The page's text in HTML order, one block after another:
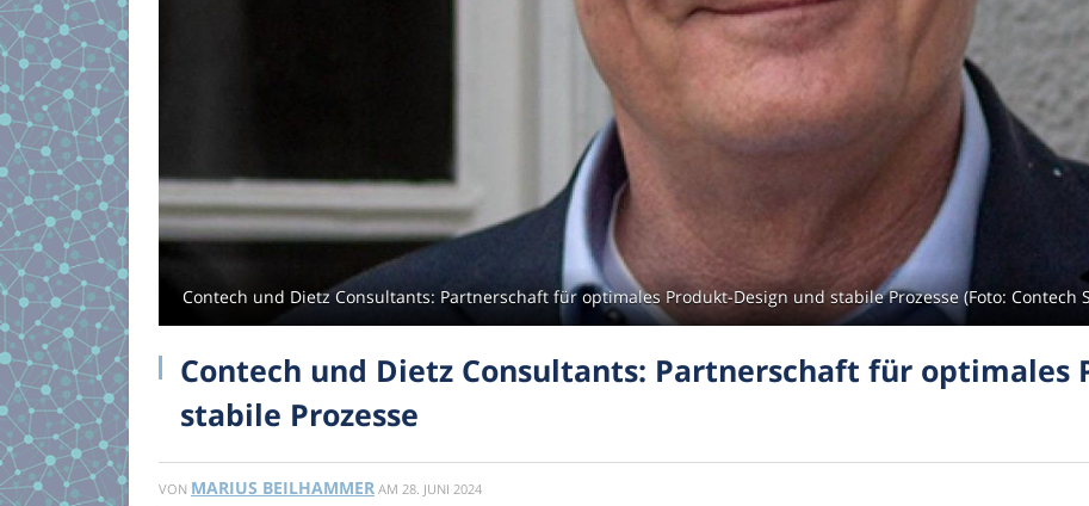
Contech und Dietz Consultants: Partnerschaft für optimales Produkt-Design und stabile Prozesse (Foto: Contech
Contech und Dietz Consultants: Partnerschaft für optimales
stabile Prozesse
VON MARIUS BEILHAMMER AM 28. JUNI 2024